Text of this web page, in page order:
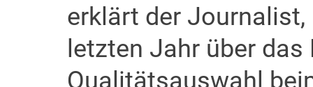
erklärt der
letzten Jahr über das
Qualitätsauswahl